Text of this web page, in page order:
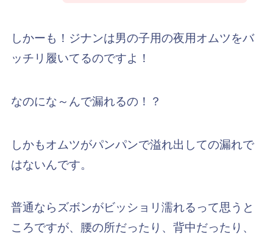
しかーも！ジナンは男の子用の夜用オムツをバ
ッチリ履いてるのですよ！
なのにな～んで漏れるの！？
しかもオムツがパンパンで溢れ出しての漏れで
はないんです。
普通ならズボンがビッショリ濡れるって思うと
ころですが、腰の所だったり、背中だったり、